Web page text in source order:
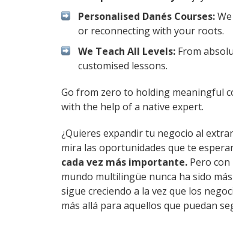
Personalised Danés Courses:
or reconnecting with your roots.
We Teach All Levels: From
customised lessons.
Go from zero to holding meaningful
with the help of a native expert.
¿Quieres expandir tu negocio al
mira las oportunidades que te
cada vez más importante. Pero
mundo multilingüe nunca ha sido
sigue creciendo a la vez que los
más allá para aquellos que puedan